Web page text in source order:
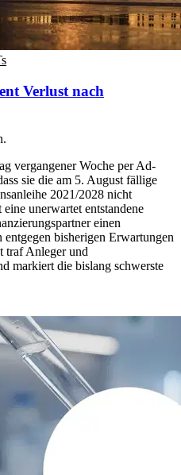
Verlust nach
vergangener Woche per Ad-
sie die am 5. August fällige
2021/2028 nicht
unerwartet entstandene
einen
entgegen bisherigen Erwartungen
traf Anleger und
markiert die bislang schwerste